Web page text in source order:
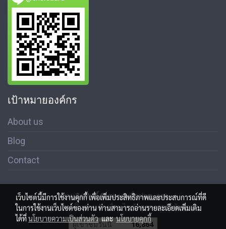
เป้าหมายองค์กร
About us
Blog
Contact
สงวนลิขสิทธิ์ © สมาคมสื่อช่อสะอาด
นโนบายความเป็นส่วนตัว เงื่อนไขข้อตกลงการใช้บริการ
ผู้เข้าชมวันนี้ 16,864
เว็บไซต์นี้มีการใช้งานคุกกี้ เพื่อเพิ่มประสิทธิภาพและประสบการณ์ที่ดี
ในการใช้งานเว็บไซต์ของท่าน ท่านสามารถอ่านรายละเอียดเพิ่มเติม
ได้ที่นโยบายความเป็นส่วนตัวและนโยบายคุกกี้